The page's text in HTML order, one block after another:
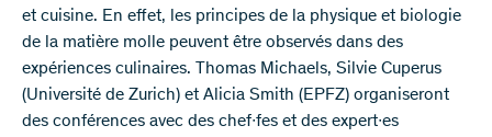
et cuisine. En effet, les principes de la physique et biologie
de la matière molle peuvent être observés dans des
expériences culinaires. Thomas Michaels, Silvie Cuperus
(Université de Zurich) et Alicia Smith (EPFZ) organiseront
des conférences avec des chef∙fes et des expert∙es